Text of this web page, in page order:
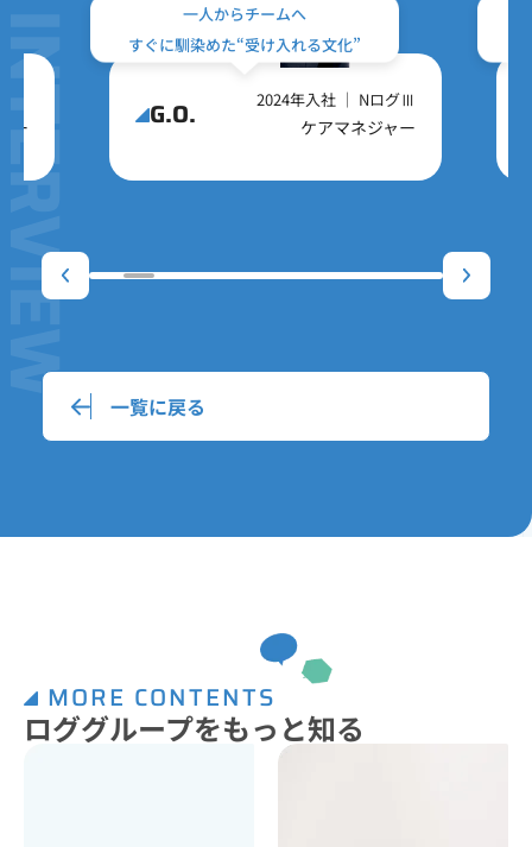
ー
一人からチームへ
すぐに馴染めた“受け入れる文化”
株式会社ログ
G.O. 2024年入社 ｜ NログⅢ
ケアマネジャー
一覧に戻る
MORE CONTENTS
ロググループをもっと知る